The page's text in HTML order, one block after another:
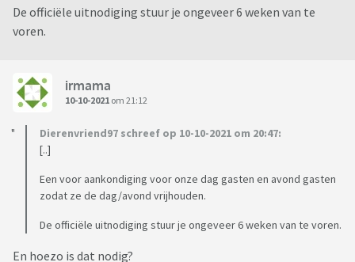
De officiële uitnodiging stuur je ongeveer 6 weken van te
voren.
irmama
10-10-2021 om 21:12
Dierenvriend97 schreef op 10-10-2021 om 20:47:
[..]
Een voor aankondiging voor onze dag gasten en avond gasten
zodat ze de dag/avond vrijhouden.
De officiële uitnodiging stuur je ongeveer 6 weken van te voren.
En hoezo is dat nodig?